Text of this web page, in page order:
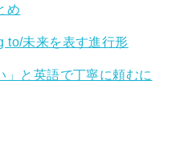
め
to/未来を表す進行形
」と英語で丁寧に頼むに